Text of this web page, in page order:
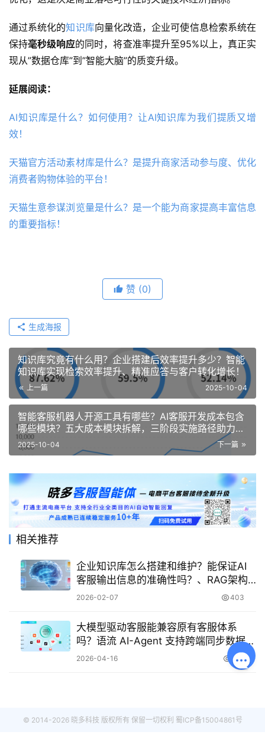
通过系统化的知识库向量化改造，企业可使信息检索系统在
保持毫秒级响应的同时，将查准率提升至95%以上，真正实
现从”数据仓库”到”智能大脑”的质变升级。
延展阅读：
AI知识库是什么？如何使用？让AI知识库为我们提质又增
效！
天猫官方活动素材库是什么？是提升商家活动参与度、优化
消费者购物体验的平台！
天猫生意参谋浏览量是什么？是一个能为商家提高丰富信息
的重要指标！
赞 (0)
生成海报
知识库究竟有什么用？企业搭建后效率提升多少？智能
知识库实现检索效率提升、精准应答与客户转化增长！
上一篇 2025-10-04
智能客服机器人开源工具有哪些？AI客服开发成本包含
哪些模块？五大成本模块拆解，三阶段实施路径助力企
业降低综合投入！
下一篇
2025-10-04
相关推荐
企业知识库怎么搭建和维护？能保证AI
客服输出信息的准确性吗？、RAG架构
+反馈闭环实战手册，让回答准确率突破
2026-02-07 403
大模型驱动客服能兼容原有客服体系
吗？语流 AI-Agent 支持跨端同步数据
吗？
2026-04-16 371
© 2014-2026 晓多科技 版权所有 保留一切权利 蜀ICP备15004861号